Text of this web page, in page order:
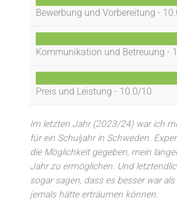
Bewerbung und Vorbereitung -
Kommunikation und Betreuung -
Preis und Leistung - 10.0/10
Im letzten Jahr (2023/24) war ich
für ein Schuljahr in Schweden.
die Möglichkeit gegeben, mein
Jahr zu ermöglichen. Und
sogar sagen, dass es besser war
jemals hätte erträumen können.